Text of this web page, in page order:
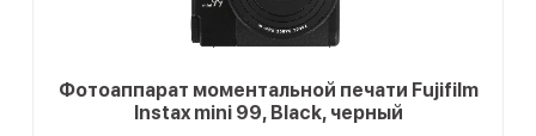
Фотоаппарат моментальной печати Fujifilm
Instax mini 99, Black, черный